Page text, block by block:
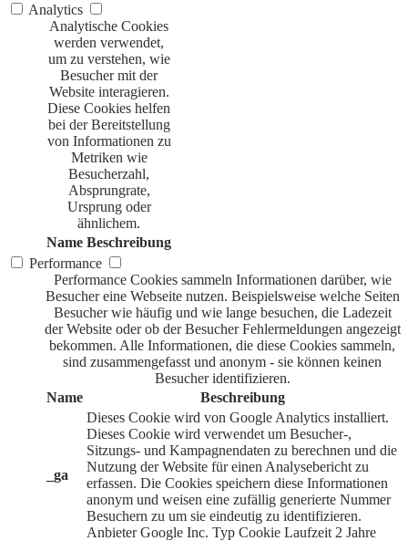
Analytics
Analytische Cookies
werden verwendet,
um zu verstehen, wie
Besucher mit der
Website interagieren.
Diese Cookies helfen
bei der Bereitstellung
von Informationen zu
Metriken wie
Besucherzahl,
Absprungrate,
Ursprung oder
ähnlichem.
Name Beschreibung
Performance
Performance Cookies sammeln Informationen darüber, wie
Besucher eine Webseite nutzen. Beispielsweise welche Seiten
Besucher wie häufig und wie lange besuchen, die Ladezeit
der Website oder ob der Besucher Fehlermeldungen angezeigt
bekommen. Alle Informationen, die diese Cookies sammeln,
sind zusammengefasst und anonym - sie können keinen
Besucher identifizieren.
Name
Beschreibung
_ga
Dieses Cookie wird von Google Analytics installiert.
Dieses Cookie wird verwendet um Besucher-,
Sitzungs- und Kampagnendaten zu berechnen und die
Nutzung der Website für einen Analysebericht zu
erfassen. Die Cookies speichern diese Informationen
anonym und weisen eine zufällig generierte Nummer
Besuchern zu um sie eindeutig zu identifizieren.
Anbieter Google Inc. Typ Cookie Laufzeit 2 Jahre